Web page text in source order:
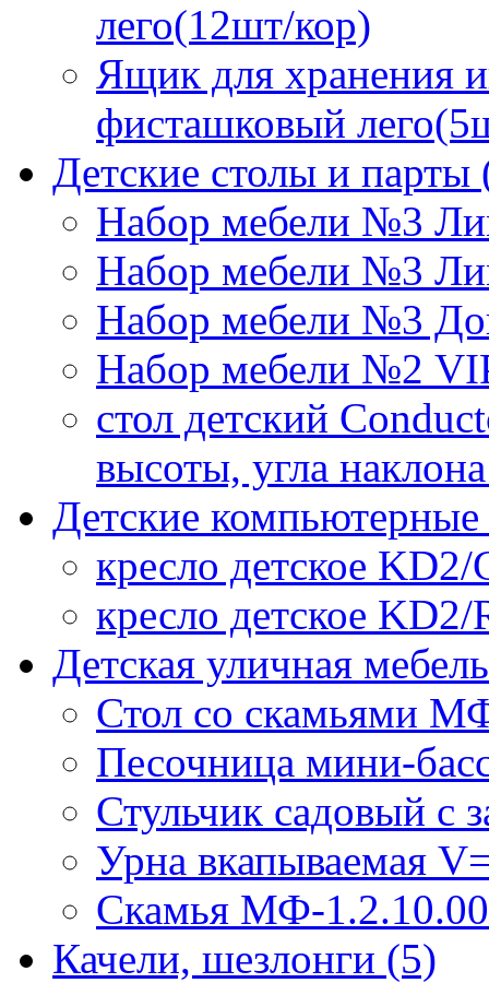
лего(12шт/кор)
Ящик для хранения
фисташковый
Детские столы и парты
Набор мебели №3
Набор мебели №3
Набор мебели №3
Набор мебели №2
стол детский
высоты, угла
Детские компьютерные
кресло детское
кресло детское
Детская уличная
Стол со скамьями
Песочница мини-
Стульчик садовый с
Урна вкапываемая
Скамья МФ-1.2.10.00
Качели, шезлонги (5)